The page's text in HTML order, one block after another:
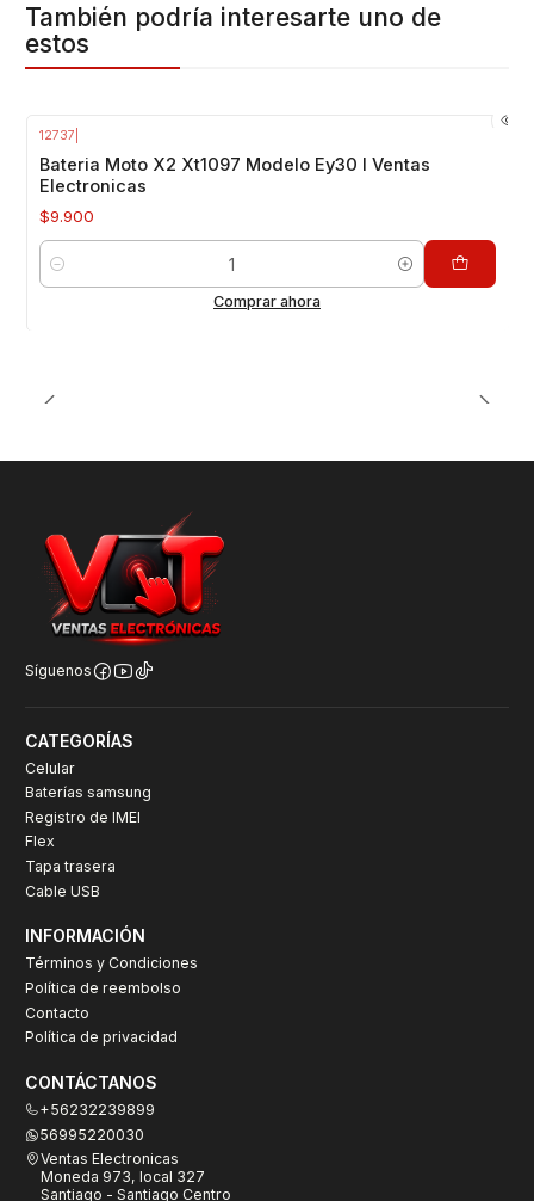
También podría interesarte uno de
estos
12737
Bateria Moto X2 Xt1097 Modelo Ey30 I Ventas
Electronicas
$9.900
Cantidad
Comprar ahora
Síguenos
CATEGORÍAS
Celular
Baterías samsung
Registro de IMEI
Flex
Tapa trasera
Cable USB
INFORMACIÓN
Términos y Condiciones
Política de reembolso
Contacto
Política de privacidad
CONTÁCTANOS
+56232239899
56995220030
Ventas Electronicas
Moneda 973, local 327
Santiago - Santiago Centro